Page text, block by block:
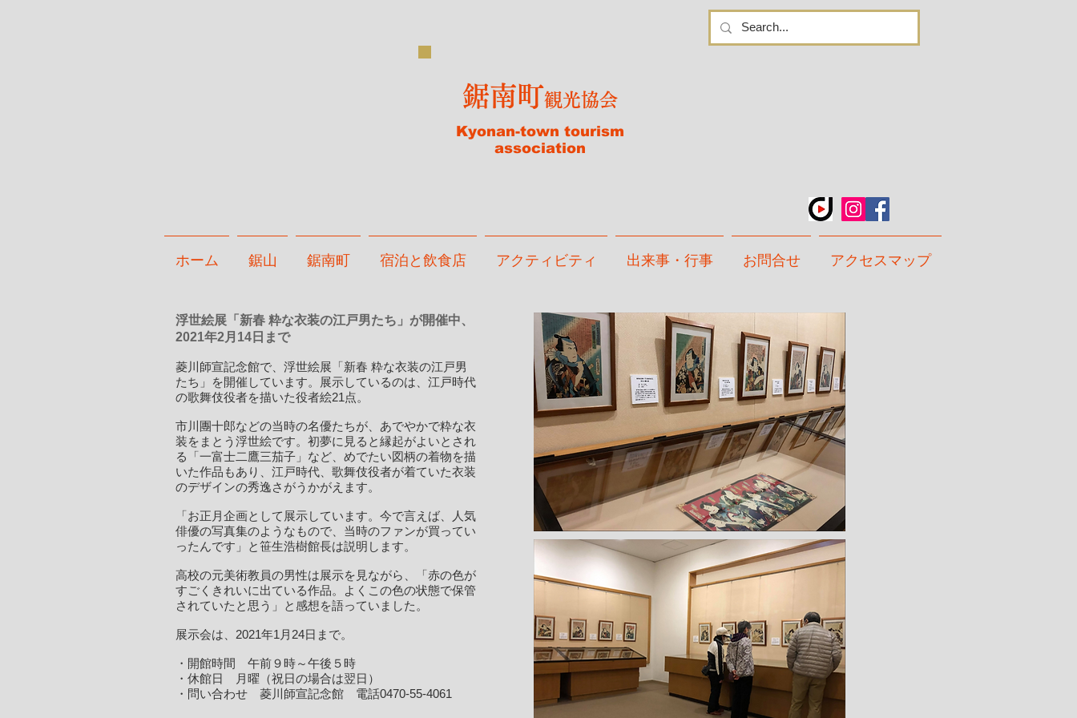
鋸南町観光協会
Kyonan-town tourism
association
ホーム 鋸山 鋸南町 宿泊と飲食店 アクティビティ 出来事・行事 お問合せ アクセスマップ
浮世絵展「新春 粋な衣装の江戸男たち」が開催中、
2021年2月14日まで
菱川師宣記念館で、浮世絵展「新春 粋な衣装の江戸男
たち」を開催しています。展示しているのは、江戸時代
の歌舞伎役者を描いた役者絵21点。
市川團十郎などの当時の名優たちが、あでやかで粋な衣
装をまとう浮世絵です。初夢に見ると縁起がよいとされ
る「一富士二鷹三茄子」など、めでたい図柄の着物を描
いた作品もあり、江戸時代、歌舞伎役者が着ていた衣装
のデザインの秀逸さがうかがえます。
「お正月企画として展示しています。今で言えば、人気
俳優の写真集のようなもので、当時のファンが買ってい
ったんです」と笹生浩樹館長は説明します。
高校の元美術教員の男性は展示を見ながら、「赤の色が
すごくきれいに出ている作品。よくこの色の状態で保管
されていたと思う」と感想を語っていました。
展示会は、2021年1月24日まで。
・開館時間 午前９時～午後５時
・休館日 月曜（祝日の場合は翌日）
・問い合わせ 菱川師宣記念館 電話0470-55-4061